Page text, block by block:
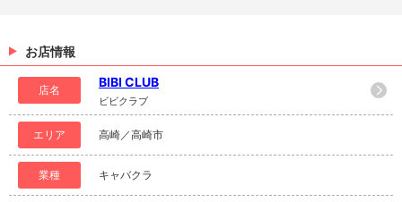
お店情報
店名
BIBI CLUB
ビビクラブ
エリア 高崎／高崎市
業種 キャバクラ